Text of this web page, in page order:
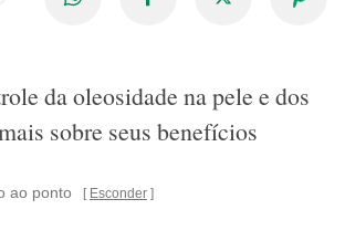
da oleosidade na pele e dos
sobre seus benefícios
ao ponto Esconder